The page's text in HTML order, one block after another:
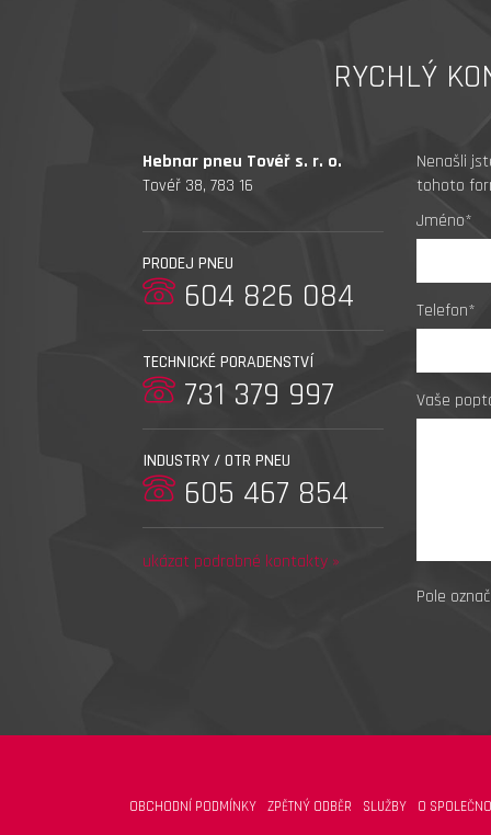
RYCHLÝ
Hebnar pneu Tovéř s. r. o.
Tovéř 38, 783 16
PRODEJ PNEU
604 826 084
TECHNICKÉ PORADENSTVÍ
731 379 997
INDUSTRY / OTR PNEU
605 467 854
ukázat podrobné kontakty »
Nenašli
tohoto
Jméno*
Telefon*
Vaše
Pole
OBCHODNÍ PODMÍNKY ZPĚTNÝ ODBĚR SLUŽBY O